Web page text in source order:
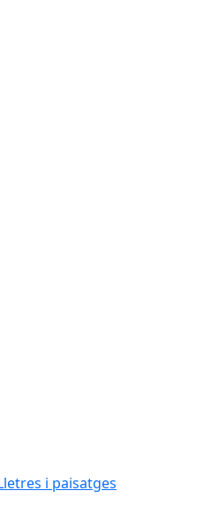
i paisatges
i paisatges